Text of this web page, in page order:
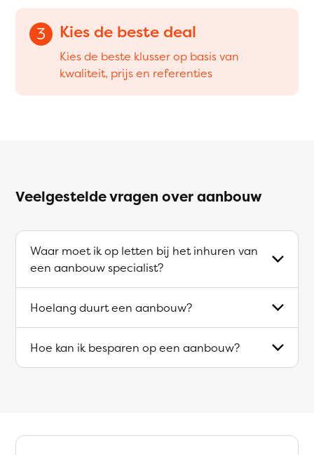
3 Kies de beste deal
Kies de beste klusser op basis van
kwaliteit, prijs en referenties
Veelgestelde vragen over aanbouw
Waar moet ik op letten bij het inhuren van
een aanbouw specialist?
Hoelang duurt een aanbouw?
Hoe kan ik besparen op een aanbouw?